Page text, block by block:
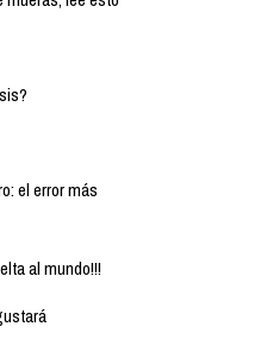
el error más
al mundo!!!